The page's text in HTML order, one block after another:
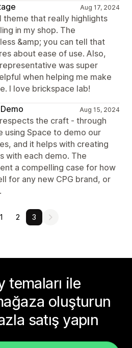
Aug 17, 2024
theme that really highlights
in my shop. The
&amp; you can tell that
about ease of use. Also,
was super
when helping me make
I love brickspace lab!
Aug 15, 2024
the craft - through
using Space to demo our
and it helps with creating
with each demo. The
a compelling case for how
for any new CPG brand, or
1 2 3
temaları ile
oluşturun
satış yapın